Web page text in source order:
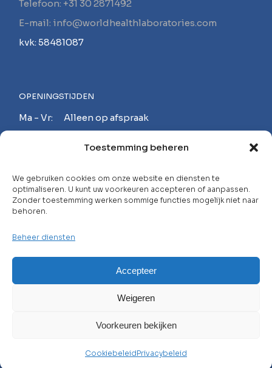
Toestemming beheren
We gebruiken cookies om onze website en diensten te
optimaliseren. U kunt uw voorkeuren accepteren of aanpassen.
Zonder toestemming werken sommige functies mogelijk niet naar
behoren.
Beheer diensten
Accepteer
Weigeren
Voorkeuren bekijken
CookiebeleidPrivacybeleid
Telefoon: +31 30 2871492
E-mail: info@worldhealthlaboratories.com
kvk: 58481087
OPENINGSTIJDEN
Ma - Vr: Alleen op afspraak
MAAK EEN AFSPRAAK!